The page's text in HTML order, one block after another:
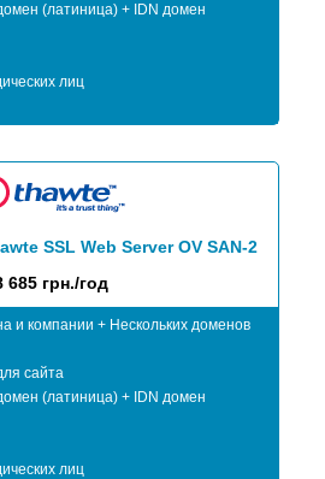
(латиница) + IDN домен
лиц
SSL Web Server OV SAN-2
685 грн./год
и компании + Нескольких доменов
сайта
(латиница) + IDN домен
лиц